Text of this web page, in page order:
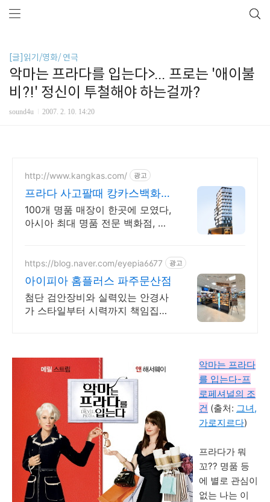
[글]읽기/영화/ 연극
악마는 프라다를 입는다>... 프로는 '애이불
비?!' 정신이 투철해야 하는걸까?
sound4u 2007. 2. 10. 14:20
http://www.kangkas.com/ 광고
프라다 사고팔때 캉카스백화점
100개 명품 매장이 한곳에
100개 명품 매장이 한곳에 모였다,
아시아 최대 명품 전문 백화점, 구
https://blog.naver.com/eyepia6677 광고
아이피아 홈플러스 파주문산점
첨단 검안장비와 실력있는 안경사
가 스타일부터 시력까지 책임집니
악마는 프라다
를 입는다-프
로페셔널의 조
건 (출처: 그녀,
가로지르다)
프라다가 뭐
꼬?? 명품 등
에 별로 관심이
없는 나는 이